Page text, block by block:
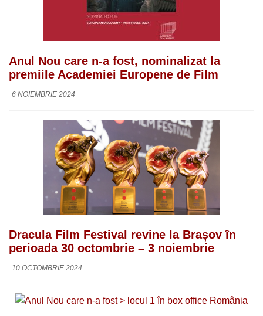
Anul Nou care n-a fost, nominalizat la
premiile Academiei Europene de Film
6 NOIEMBRIE 2024
Dracula Film Festival revine la Brașov în
perioada 30 octombrie – 3 noiembrie
10 OCTOMBRIE 2024